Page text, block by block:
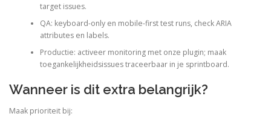
target issues.
QA: keyboard-only en mobile-first test runs, check ARIA
attributes en labels.
Productie: activeer monitoring met onze plugin; maak
toegankelijkheidsissues traceerbaar in je sprintboard.
Wanneer is dit extra belangrijk?
Maak prioriteit bij: